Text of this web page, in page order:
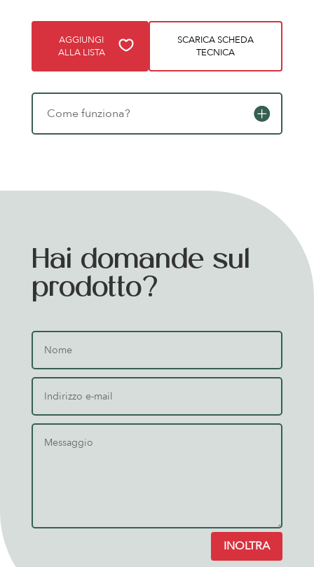
AGGIUNGI
ALLA LISTA
SCARICA SCHEDA
TECNICA
Come funziona?
Hai domande sul
prodotto?
INOLTRA